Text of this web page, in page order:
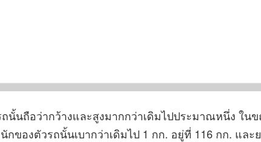
นั้นถือว่ากว้างและสูงมากกว่าเดิมไปประมาณหนึ่ง ใน
ของตัวรถนั้นเบากว่าเดิมไป 1 กก. อยู่ที่ 116 กก. และ